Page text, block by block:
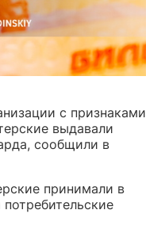
с признаками
выдавали
сообщили в
принимали в